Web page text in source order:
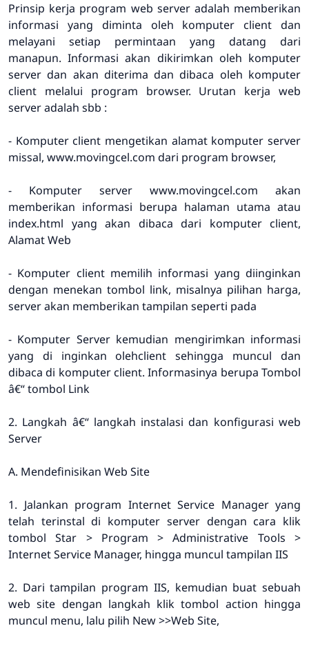
Prinsip kerja program web server adalah memberikan
informasi yang diminta oleh komputer client dan
melayani setiap permintaan yang datang dari
manapun. Informasi akan dikirimkan oleh komputer
server dan akan diterima dan dibaca oleh komputer
client melalui program browser. Urutan kerja web
server adalah sbb :
- Komputer client mengetikan alamat komputer server
missal, www.movingcel.com dari program browser,
- Komputer server www.movingcel.com akan
memberikan informasi berupa halaman utama atau
index.html yang akan dibaca dari komputer client,
Alamat Web
- Komputer client memilih informasi yang diinginkan
dengan menekan tombol link, misalnya pilihan harga,
server akan memberikan tampilan seperti pada
- Komputer Server kemudian mengirimkan informasi
yang di inginkan olehclient sehingga muncul dan
dibaca di komputer client. Informasinya berupa Tombol
â€“ tombol Link
2. Langkah â€“ langkah instalasi dan konfigurasi web
Server
A. Mendefinisikan Web Site
1. Jalankan program Internet Service Manager yang
telah terinstal di komputer server dengan cara klik
tombol Star > Program > Administrative Tools >
Internet Service Manager, hingga muncul tampilan IIS
2. Dari tampilan program IIS, kemudian buat sebuah
web site dengan langkah klik tombol action hingga
muncul menu, lalu pilih New >>Web Site,